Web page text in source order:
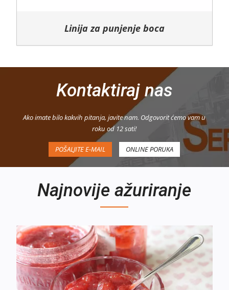
Linija za punjenje boca
Kontaktiraj nas
Ako imate bilo kakvih pitanja, javite nam. Odgovorit ćemo vam u
roku od 12 sati!
POŠALJITE E-MAIL ONLINE PORUKA
Najnovije ažuriranje